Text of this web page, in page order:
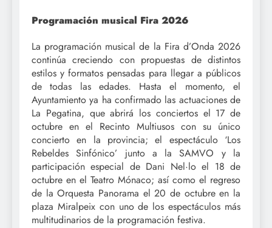
Programación musical Fira 2026
La programación musical de la Fira d’Onda 2026
continúa creciendo con propuestas de distintos
estilos y formatos pensadas para llegar a públicos
de todas las edades. Hasta el momento, el
Ayuntamiento ya ha confirmado las actuaciones de
La Pegatina, que abrirá los conciertos el 17 de
octubre en el Recinto Multiusos con su único
concierto en la provincia; el espectáculo ‘Los
Rebeldes Sinfónico’ junto a la SAMVO y la
participación especial de Dani Nel·lo el 18 de
octubre en el Teatro Mónaco; así como el regreso
de la Orquesta Panorama el 20 de octubre en la
plaza Miralpeix con uno de los espectáculos más
multitudinarios de la programación festiva.